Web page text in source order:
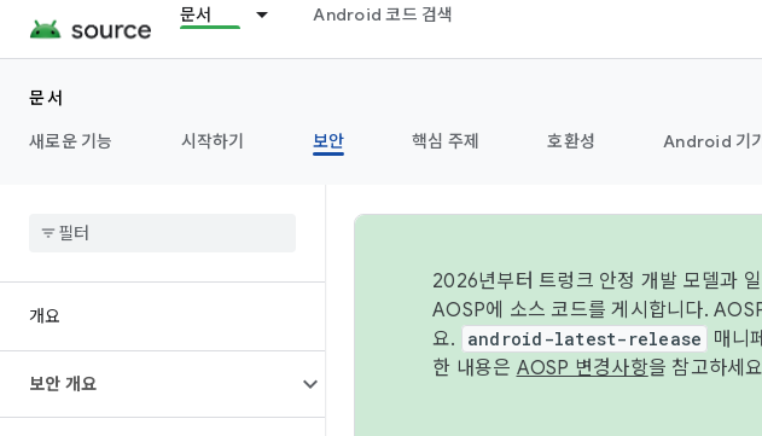
문서 Android 코드 검색
문서
새로운 기능
시작하기 보안 핵심 주제 호환성 Android 기
개요
보안 개요
2026년부터 트렁크 안정 개발 모델과
AOSP에 소스 코드를 게시합니다.
요.
android-latest-release
매니
한 내용은 AOSP 변경사항을 참고하세